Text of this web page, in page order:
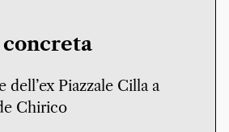
dell’ex Piazzale Cilla a
Chirico